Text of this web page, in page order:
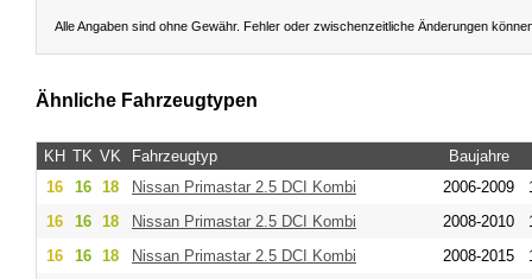
Alle Angaben sind ohne Gewähr. Fehler oder zwischenzeitliche Änderungen
Ähnliche Fahrzeugtypen
KH TK VK Fahrzeugtyp Baujahre
16
16 18 Nissan Primastar 2.5 DCI Kombi 2006-2009
16
16 18 Nissan Primastar 2.5 DCI Kombi 2008-2010
16
16 18 Nissan Primastar 2.5 DCI Kombi 2008-2015